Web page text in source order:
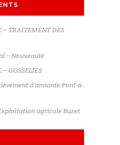
– TRAITEMENT DES
– Nouveauté
GOSSELIES
d’amiante Pont-à-
agricole Buzet